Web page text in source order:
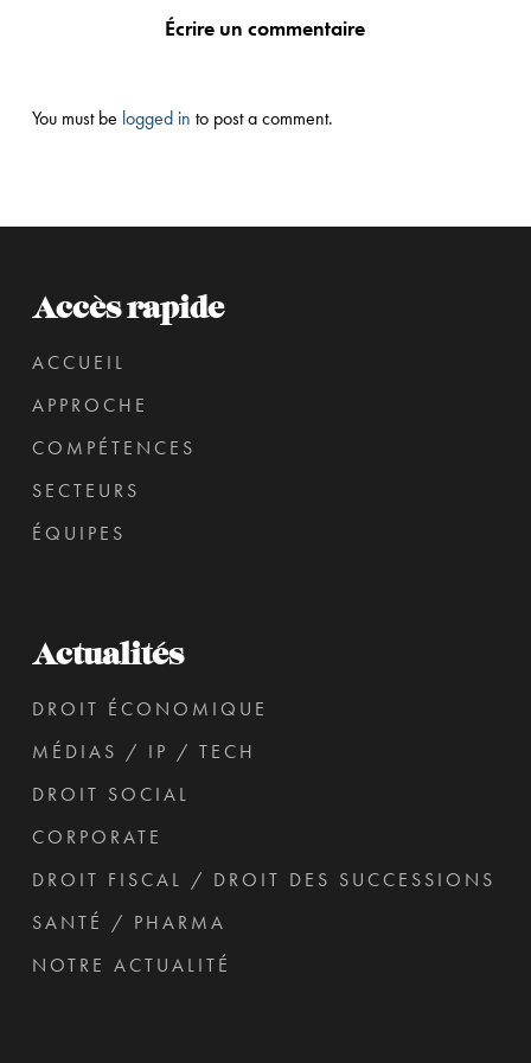
Écrire un commentaire
You must be logged in to post a comment.
Accès rapide
ACCUEIL
APPROCHE
COMPÉTENCES
SECTEURS
ÉQUIPES
Actualités
DROIT ÉCONOMIQUE
MÉDIAS / IP / TECH
DROIT SOCIAL
CORPORATE
DROIT FISCAL / DROIT DES SUCCESSIONS
SANTÉ / PHARMA
NOTRE ACTUALITÉ